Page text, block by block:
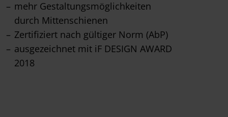
mehr Gestaltungsmöglichkeiten
durch Mittenschienen
Zertifiziert nach gültiger Norm (AbP)
ausgezeichnet mit iF DESIGN AWARD
2018